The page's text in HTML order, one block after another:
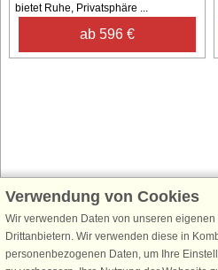
bietet Ruhe, Privatsphäre ...
ab 596 €
Schließen Sie sich 100.000
Erhalten Sie einen
Ferienhausurlaub - melden Sie sich
an. Verpassen Sie nie wieder exklusive
Verwendung von Cookies
Wir verwenden Daten von unseren
Drittanbietern. Wir verwenden diese in
personenbezogenen Daten, um Ihre